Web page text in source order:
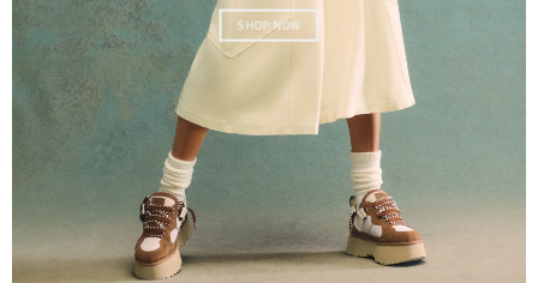
SHOP NOW